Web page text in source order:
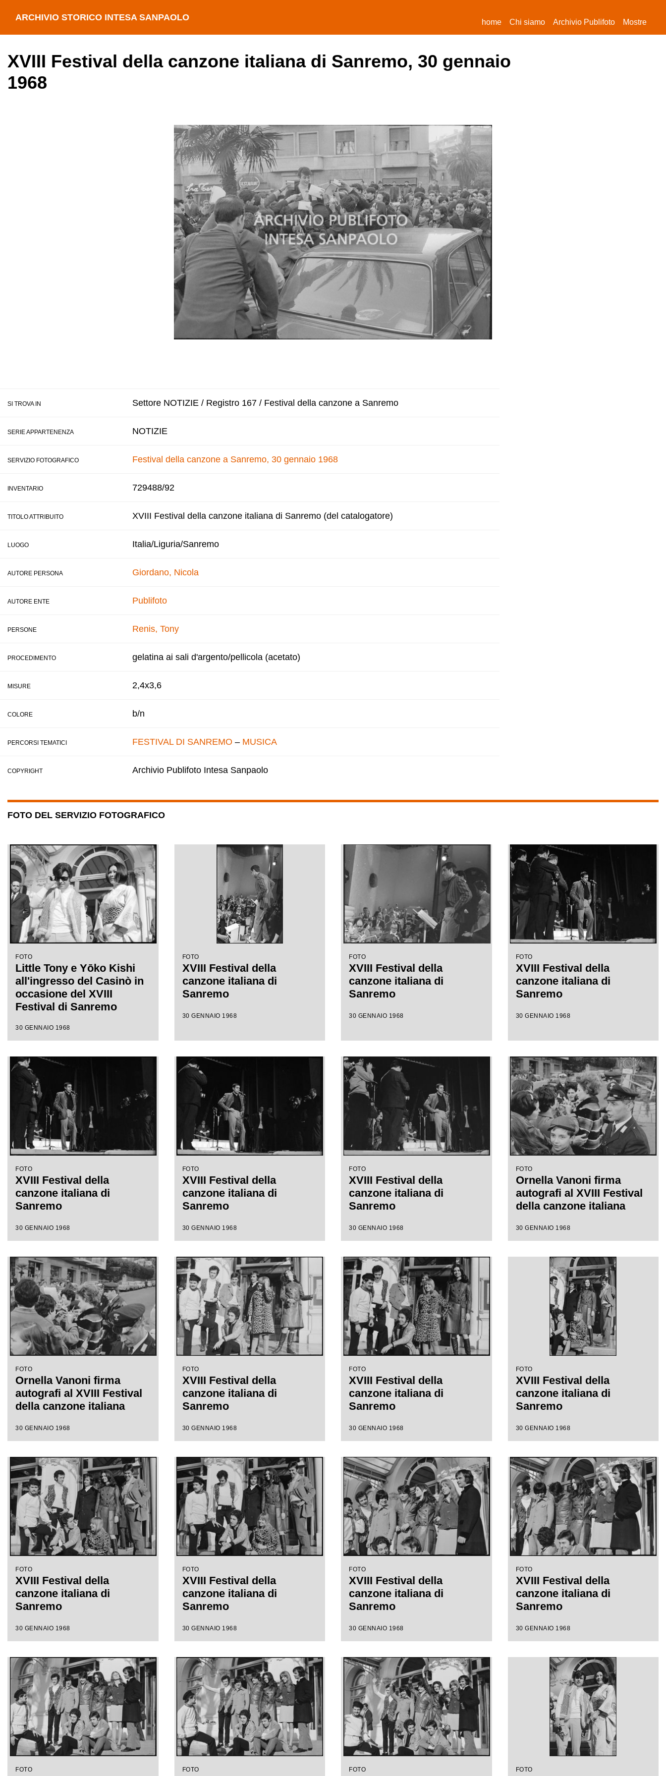
ARCHIVIO STORICO INTESA SANPAOLO home(current)
Chi siamo Archivio Publifoto Mostre
XVIII Festival della canzone italiana di Sanremo, 30 gennaio
1968
SI TROVA IN Settore NOTIZIE / Registro 167 / Festival della canzone a Sanremo
SERIE APPARTENENZA NOTIZIE
SERVIZIO FOTOGRAFICO Festival della canzone a Sanremo, 30 gennaio 1968
INVENTARIO 729488/92
TITOLO ATTRIBUITO XVIII Festival della canzone italiana di Sanremo (del catalogatore)
LUOGO Italia/Liguria/Sanremo
AUTORE PERSONA Giordano, Nicola
AUTORE ENTE Publifoto
PERSONE Renis, Tony
PROCEDIMENTO gelatina ai sali d'argento/pellicola (acetato)
MISURE 2,4x3,6
COLORE b/n
PERCORSI TEMATICI FESTIVAL DI SANREMO – MUSICA
COPYRIGHT Archivio Publifoto Intesa Sanpaolo
FOTO DEL SERVIZIO FOTOGRAFICO
FOTO
Little Tony e Yōko Kishi
all'ingresso del Casinò in
occasione del XVIII
Festival di Sanremo
30 GENNAIO 1968
FOTO
XVIII Festival della
canzone italiana di
Sanremo
30 GENNAIO 1968
FOTO
XVIII Festival della
canzone italiana di
Sanremo
30 GENNAIO 1968
FOTO
XVIII Festival della
canzone italiana di
Sanremo
30 GENNAIO 1968
FOTO
XVIII Festival della
canzone italiana di
Sanremo
30 GENNAIO 1968
FOTO
XVIII Festival della
canzone italiana di
Sanremo
30 GENNAIO 1968
FOTO
XVIII Festival della
canzone italiana di
Sanremo
30 GENNAIO 1968
FOTO
Ornella Vanoni firma
autografi al XVIII Festival
della canzone italiana
30 GENNAIO 1968
FOTO
Ornella Vanoni firma
autografi al XVIII Festival
della canzone italiana
30 GENNAIO 1968
FOTO
XVIII Festival della
canzone italiana di
Sanremo
30 GENNAIO 1968
FOTO
XVIII Festival della
canzone italiana di
Sanremo
30 GENNAIO 1968
FOTO
XVIII Festival della
canzone italiana di
Sanremo
30 GENNAIO 1968
FOTO
XVIII Festival della
canzone italiana di
Sanremo
30 GENNAIO 1968
FOTO
XVIII Festival della
canzone italiana di
Sanremo
30 GENNAIO 1968
FOTO
XVIII Festival della
canzone italiana di
Sanremo
30 GENNAIO 1968
FOTO
XVIII Festival della
canzone italiana di
Sanremo
30 GENNAIO 1968
FOTO FOTO FOTO FOTO